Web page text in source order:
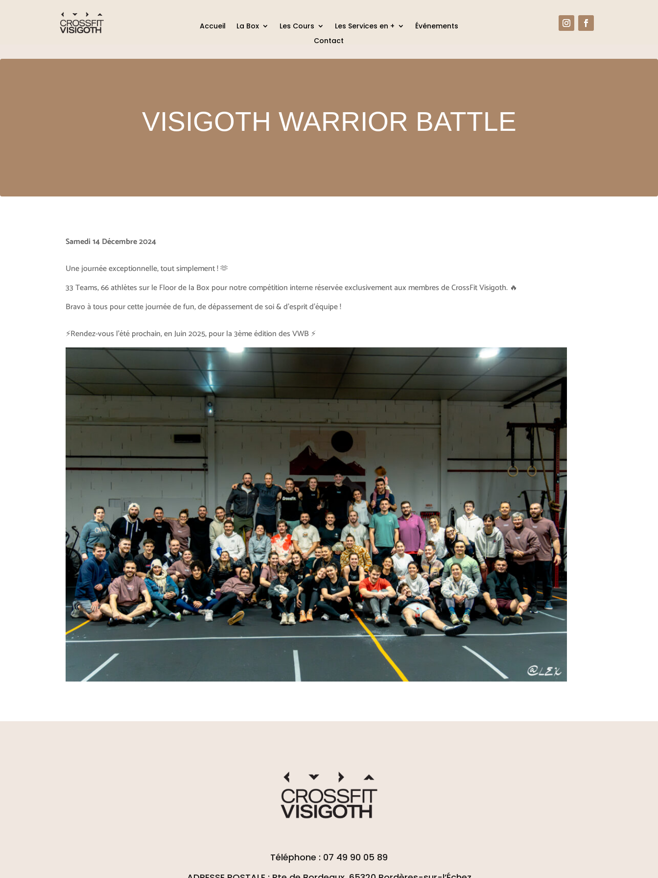
Accueil La Box Les Cours Les Services en +
Événements
Contact
VISIGOTH WARRIOR BATTLE
Samedi 14 Décembre 2024
Une journée exceptionnelle, tout simplement ! 🫶
33 Teams, 66 athlètes sur le Floor de la Box pour notre compétition interne réservée exclusivement aux membres de CrossFit Visigoth. 🔥
Bravo à tous pour cette journée de fun, de dépassement de soi & d’esprit d’équipe !
⚡Rendez-vous l’été prochain, en Juin 2025, pour la 3ème édition des VWB ⚡
Téléphone : 07 49 90 05 89